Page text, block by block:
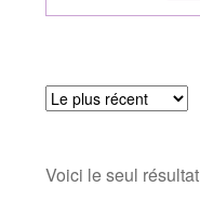
Voici le seul résultat